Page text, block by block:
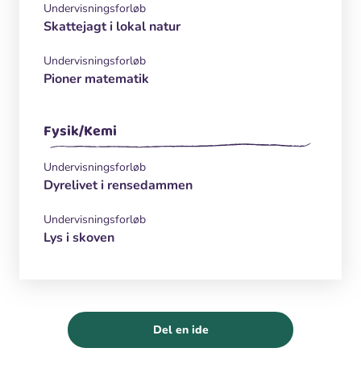
Undervisningsforløb
Skattejagt i lokal natur
Undervisningsforløb
Pioner matematik
Fysik/Kemi
Undervisningsforløb
Dyrelivet i rensedammen
Undervisningsforløb
Lys i skoven
Del en ide